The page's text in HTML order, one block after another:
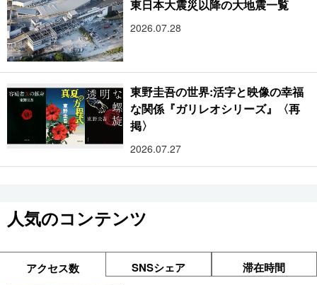
東日本大震災以降の大地震一覧
2026.07.28
東野圭吾の世界:活字と映像の幸福
な関係『ガリレオシリーズ』〈再
掲〉
2026.07.27
人気のコンテンツ
アクセス数 SNSシェア 滞在時間